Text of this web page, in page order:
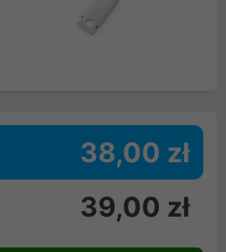
38,00 zł
39,00 zł